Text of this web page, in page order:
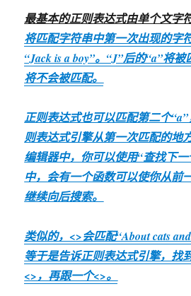
最基本的正则表达式由单个文字
将匹配字符串中第一次出现的字
“Jack is a boy”。“J”后的“a”将
将不会被匹配。
正则表达式也可以匹配第二个
则表达式引擎从第一次匹配的地
编辑器中，你可以使用“查找下
中，会有一个函数可以使你从前
继续向后搜索。
类似的，<>会匹配“About cats
等于是告诉正则表达式引擎，找
<>，再跟一个<>。